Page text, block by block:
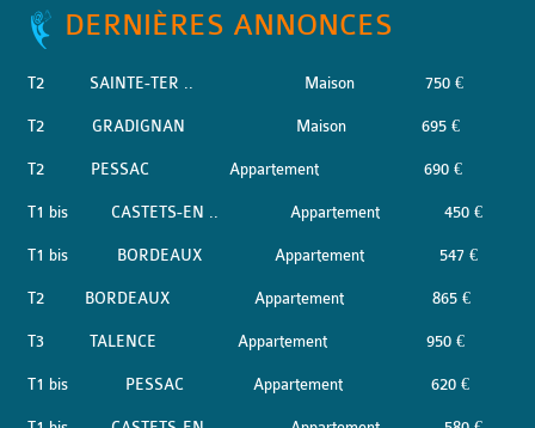
DERNIÈRES ANNONCES
T2 SAINTE-TER .. Maison 750 €
T2 GRADIGNAN Maison 695 €
T2 PESSAC Appartement 690 €
T1 bis CASTETS-EN .. Appartement 450 €
T1 bis BORDEAUX Appartement 547 €
T2 BORDEAUX Appartement 865 €
T3 TALENCE Appartement 950 €
T1 bis PESSAC Appartement 620 €